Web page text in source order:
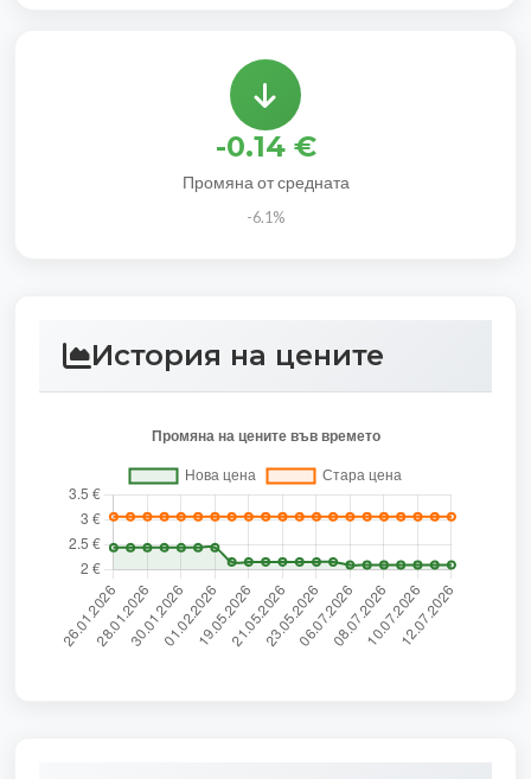
-0.14 €
Промяна от средната
-6.1%
История на цените